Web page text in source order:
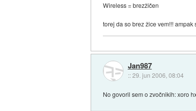
Wireless = brezžičen
torej da so brez žice vem!!!
Jan987
::29. jun 2006, 08:04
No govoril sem o zvočnikih: xoro